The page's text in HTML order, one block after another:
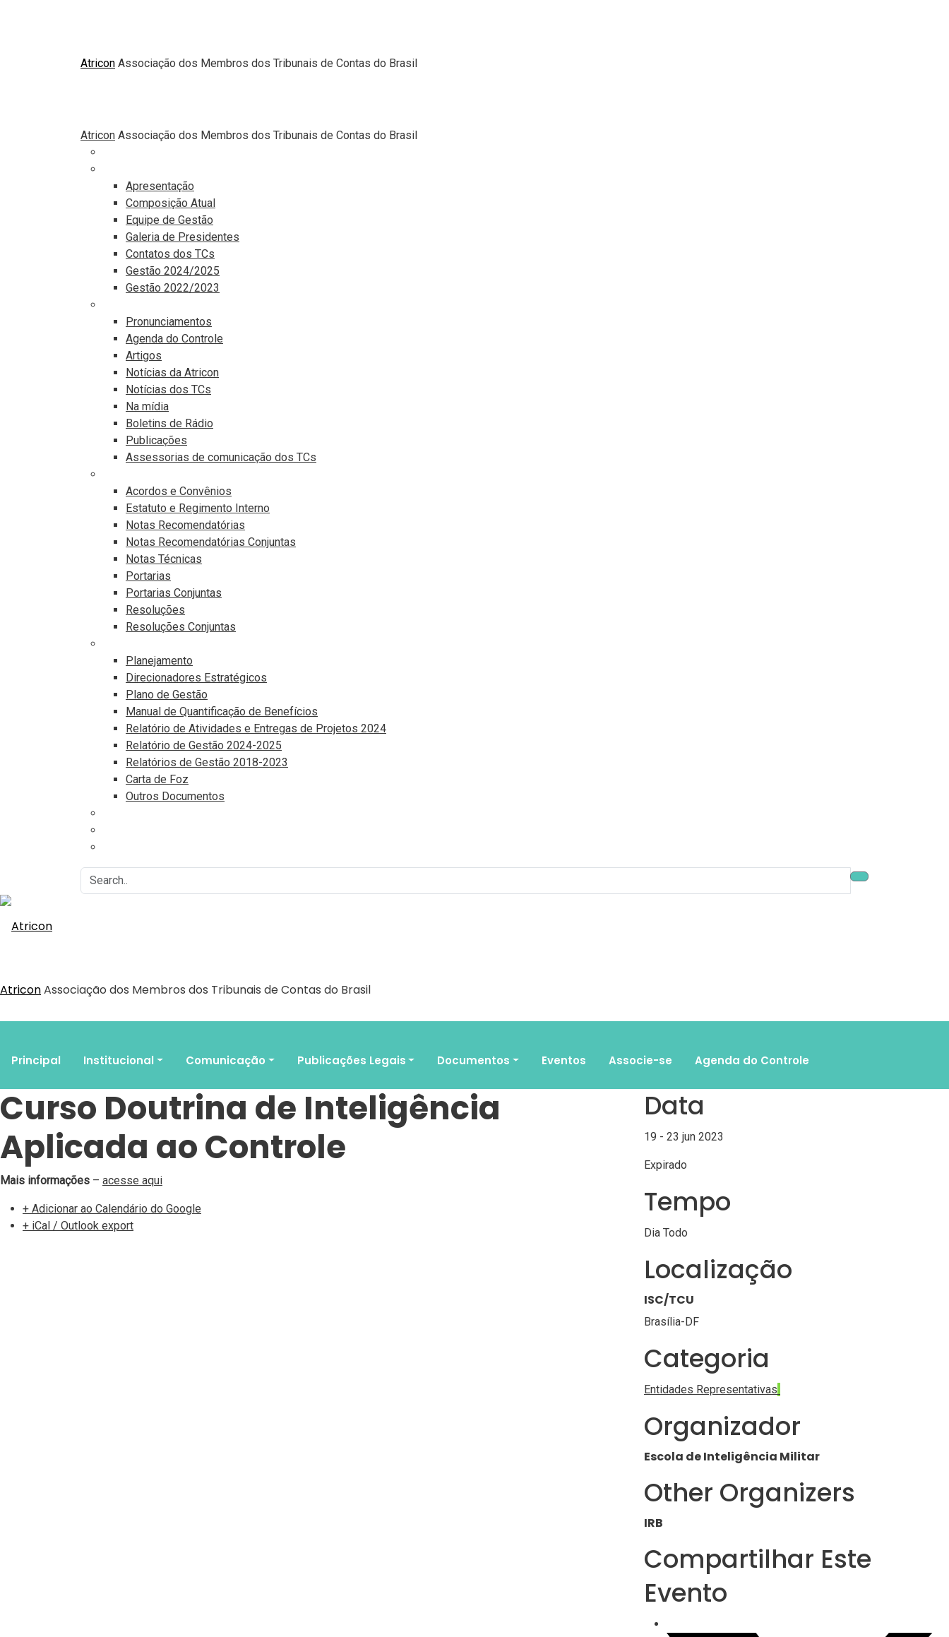
Atricon Associação dos Membros dos Tribunais de Contas do Brasil
Atricon Associação dos Membros dos Tribunais de Contas do Brasil
Apresentação
Composição Atual
Equipe de Gestão
Galeria de Presidentes
Contatos dos TCs
Gestão 2024/2025
Gestão 2022/2023
Pronunciamentos
Agenda do Controle
Artigos
Notícias da Atricon
Notícias dos TCs
Na mídia
Boletins de Rádio
Publicações
Assessorias de comunicação dos TCs
Acordos e Convênios
Estatuto e Regimento Interno
Notas Recomendatórias
Notas Recomendatórias Conjuntas
Notas Técnicas
Portarias
Portarias Conjuntas
Resoluções
Resoluções Conjuntas
Planejamento
Direcionadores Estratégicos
Plano de Gestão
Manual de Quantificação de Benefícios
Relatório de Atividades e Entregas de Projetos 2024
Relatório de Gestão 2024-2025
Relatórios de Gestão 2018-2023
Carta de Foz
Outros Documentos
AtriconAssociação dos Membros dos Tribunais de Contas do Brasil
Principal Institucional Comunicação Publicações Legais Documentos Eventos Associe-se Agenda do Controle
Curso Doutrina de Inteligência
Aplicada ao Controle
Mais informações – acesse aqui
+ Adicionar ao Calendário do Google
+ iCal / Outlook export
Data
19 - 23 jun 2023
Expirado
Tempo
Dia Todo
Localização
ISC/TCU
Brasília-DF
Categoria
Entidades Representativas
Organizador
Escola de Inteligência Militar
Other Organizers
IRB
Compartilhar Este
Evento